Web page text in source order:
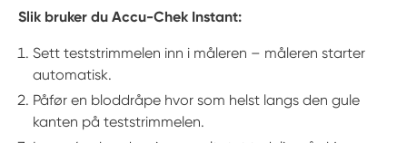
Slik bruker du Accu-Chek Instant:
Sett teststrimmelen inn i måleren – måleren starter
automatisk.
Påfør en bloddråpe hvor som helst langs den gule
kanten på teststrimmelen.